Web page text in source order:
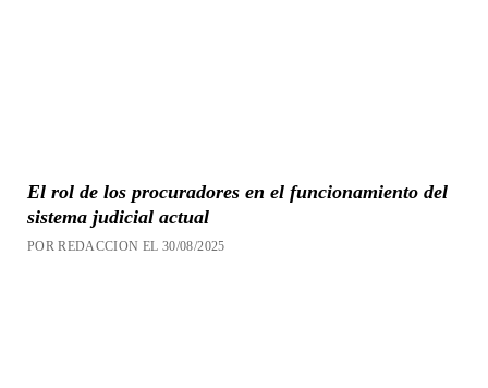
El rol de los procuradores en el funcionamiento del
sistema judicial actual
POR REDACCION EL 30/08/2025